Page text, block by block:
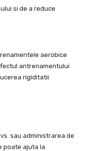
si de a reduce
aerobice
antrenamentului
rigiditatii
sau administrarea de
poate ajuta la